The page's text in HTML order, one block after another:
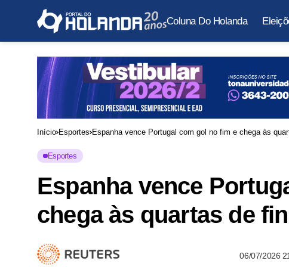
Coluna Do Holanda
Início Esportes Espanha vence Portugal com gol no fim e chega às
Esportes
Espanha vence
chega às quartas de
06/07/2026